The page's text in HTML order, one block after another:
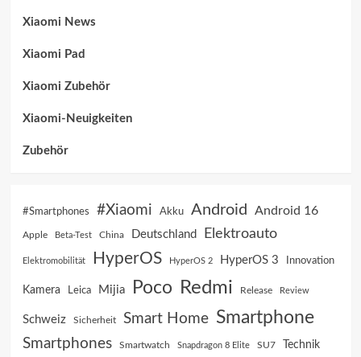
Xiaomi News
Xiaomi Pad
Xiaomi Zubehör
Xiaomi-Neuigkeiten
Zubehör
#Smartphones #Xiaomi Akku Android Android 16
Apple Beta-Test China Deutschland Elektroauto
Elektromobilität HyperOS HyperOS 2 HyperOS 3 Innovation
Kamera Leica Mijia Poco Redmi Release Review
Schweiz Sicherheit Smart Home Smartphone
Smartphones Smartwatch Snapdragon 8 Elite SU7 Technik